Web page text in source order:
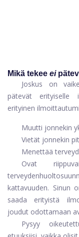
Mikä tekee ei
Joskus on
pätevät erityiselle
erityinen
Muutti jonnekin
Vietät jonnekin
Menettää
Ovat
kattavuuden. Sinun
saada erityistä
joudut odottamaan
Pysyy